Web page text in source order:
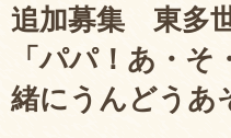
追加募集 東多
「パパ！あ・
緒にうんどうあ